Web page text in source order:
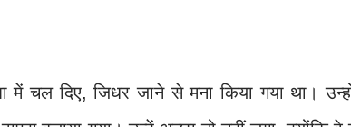
चल दिए, जिधर जाने से मना किया गया था।